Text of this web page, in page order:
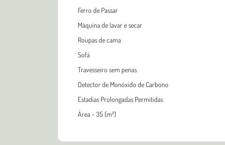
Ferro de Passar
Máquina de lavar e secar
Roupas de cama
Sofá
Travesseiro sem penas
Detector de Monóxido de Carbono
Estadias Prolongadas Permitidas
Área - 35 (m²)